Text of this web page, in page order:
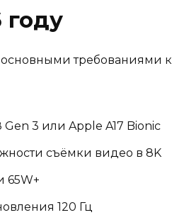
году
основными требованиями к
3 или Apple A17 Bionic
съёмки видео в 8K
65W+
120 Гц